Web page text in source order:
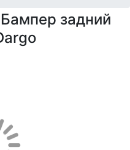
задний